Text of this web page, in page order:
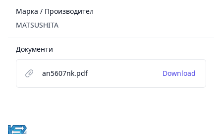
Марка / Производител
MATSUSHITA
Документи
an5607nk.pdf Download